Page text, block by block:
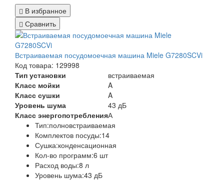
В избранное
Сравнить
Встраиваемая посудомоечная машина Miele G7280SCVi
Код товара: 129998
Тип установки
встраиваемая
Класс мойки
A
Класс сушки
A
Уровень шума
43 дБ
Класс энергопотребленияА
Тип:полновстраиваемая
Комплектов посуды:14
Сушка:конденсационная
Кол-во программ:6 шт
Расход воды:8 л
Уровень шума:43 дБ